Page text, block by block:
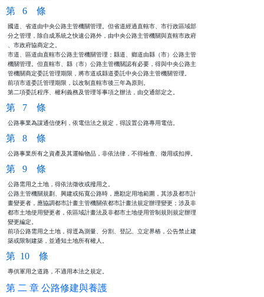
第 6 條
國道、省道由中央公路主管機關管理。但省道經過直轄市、市行政區域部
分之管理，除自成系統之快速公路外，由中央公路主管機關與直轄市政府
、市政府協商定之。
市道、區道由直轄市公路主管機關管理；縣道、鄉道由縣（市）公路主管
機關管理。但直轄市、縣（市）公路主管機關認有必要，得與中央公路主
管機關商定委託管理期限，將市道或縣道委託中央公路主管機關管理。
前項市道委託管理期限，以改制直轄市後三年為原則。
第二項委託程序、權利義務及管理等事項之辦法，由交通部定之。
第 7 條
公路事業為謀通信便利，依電信法之規定，得設置公路專用電信。
第 8 條
公路事業所有之資產及其運輸物品，非依法律，不得檢查、徵用或扣押。
第 9 條
公路需用之土地，得依法徵收或撥用之。
公路主管機關規劃、興建或拓寬公路時，應勘定用地範圍，其涉及都市計
畫變更者，應協調都市計畫主管機關依都市計畫法規定辦理變更；涉及非
都市土地使用變更者，依區域計畫法及非都市土地使用管制規則規定辦理
變更編定。
前項公路需用之土地，得逕為測量、分割、登記、立定界樁，公告禁止建
築或限制建築，並通知土地所有權人。
第 10 條
專供軍用之道路，不適用本法之規定。
第 二 章 公路修建與養護